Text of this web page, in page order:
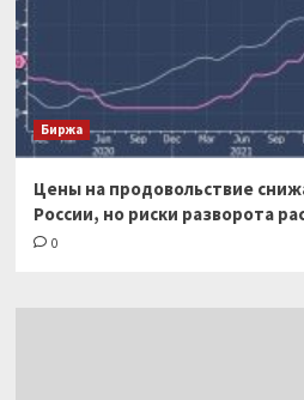
Биржа
Цены на продовольствие
России, но риски разворота
0